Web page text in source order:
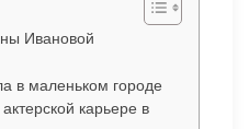
Ивановой
в маленьком городе
карьере в